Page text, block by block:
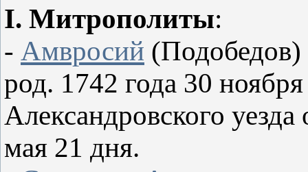
I. Митрополиты:
- Амвросий
род. 1742 года 30
Александровского
мая 21 дня.